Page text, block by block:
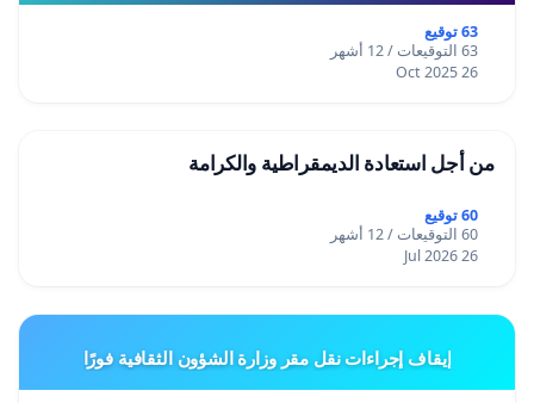
63 توقيع
63 التوقيعات / 12 أشهر
26 Oct 2025
من أجل استعادة الديمقراطية والكرامة
60 توقيع
60 التوقيعات / 12 أشهر
26 Jul 2026
إيقاف إجراءات نقل مقر وزارة الشؤون الثقافية فورًا